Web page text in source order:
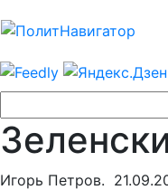
Игорь Петров.